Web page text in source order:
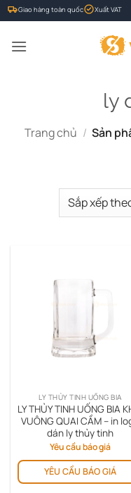
Bỏ
qua
nội
Giao hàng toàn quốc Xuất VAT
ly
Trang chủ / Sản
LY THỦY TINH UỐNG BIA
LY THỦY TINH UỐNG BIA
VUÔNG QUAI CẦM – in
dán ly thủy tinh
Yêu cầu báo giá
YÊU CẦU BÁO GIÁ